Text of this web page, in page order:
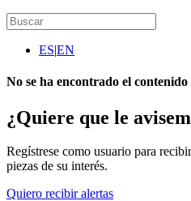
ES|EN
No se ha encontrado el
¿Quiere que le
Regístrese como usuario para
piezas de su interés.
Quiero recibir alertas